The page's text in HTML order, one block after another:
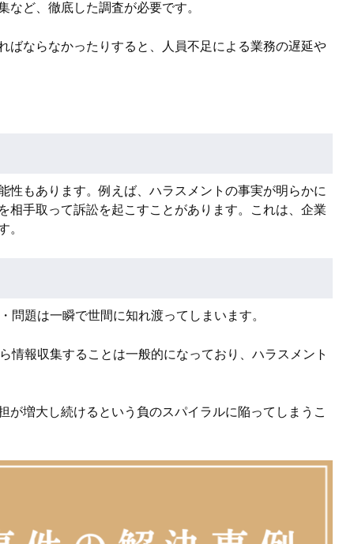
ど、徹底した調査が必要です。
ばならなかったりすると、人員不足による業務の遅延や
もあります。例えば、ハラスメントの事実が明らかに
相手取って訴訟を起こすことがあります。これは、企業
。
題は一瞬で世間に知れ渡ってしまいます。
情報収集することは一般的になっており、ハラスメント
増大し続けるという負のスパイラルに陥ってしまうこ